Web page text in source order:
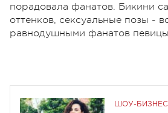
порадовала фанатов. Бикини
оттенков, сексуальные позы -
равнодушными фанатов
ШОУ-БИЗНЕС